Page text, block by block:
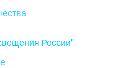
России"